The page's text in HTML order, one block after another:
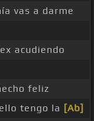
vas a darme
acudiendo
feliz
tengo la [Ab]